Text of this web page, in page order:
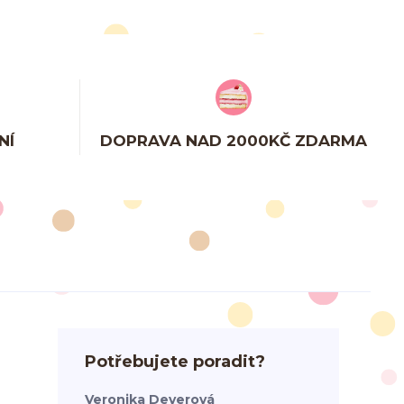
DOPRAVA NAD 2000KČ ZDARMA
Potřebujete poradit?
Veronika Deverová